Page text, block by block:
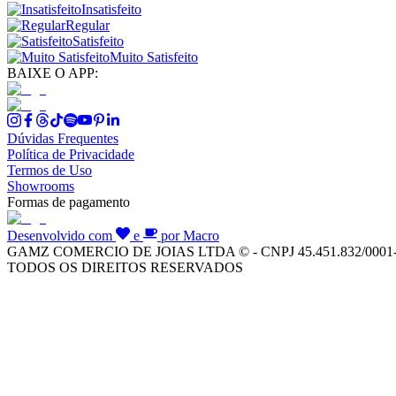
Insatisfeito
Regular
Satisfeito
Muito Satisfeito
BAIXE O APP:
Dúvidas Frequentes
Política de Privacidade
Termos de Uso
Showrooms
Formas de pagamento
Desenvolvido com e
por Macro
GAMZ COMERCIO DE JOIAS LTDA © - CNPJ 45.451.832/
TODOS OS DIREITOS RESERVADOS